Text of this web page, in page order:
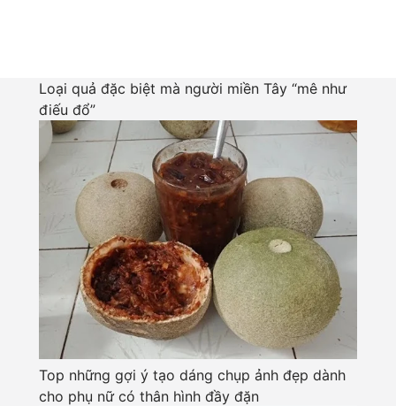
Loại quả đặc biệt mà người miền Tây “mê như
điếu đổ”
Top những gợi ý tạo dáng chụp ảnh đẹp dành
cho phụ nữ có thân hình đầy đặn